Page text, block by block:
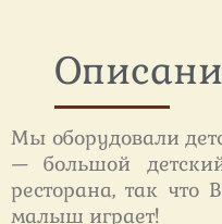
Мы оборудовали
— большой
ресторана, так
малыш играет!